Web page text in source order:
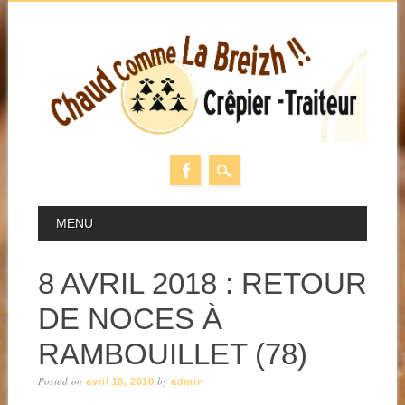
MAIN MENU
MENU
8 AVRIL 2018 : RETOUR
DE NOCES À
RAMBOUILLET (78)
Posted onavril 18, 2018 byadmin